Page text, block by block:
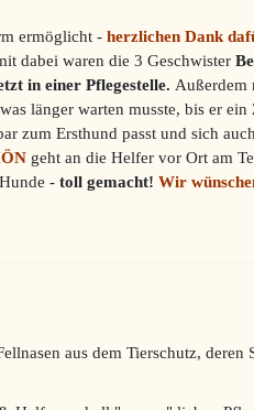
ermöglicht - herzlichen Dank
dabei waren die 3 Geschwister
in einer Pflegestelle. Außerdem
länger warten musste, bis er ein
zum Ersthund passt und sich
geht an die Helfer vor Ort am
- toll gemacht! Wir
aus dem Tierschutz, deren